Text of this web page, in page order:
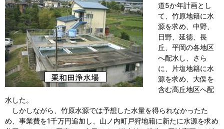
道5か年計画とし
て、竹原地籍に水
源を求め、中野、
日野、延徳、長
丘、平岡の各地区
へ配水し、さら
に、片塩地籍に水
源を求め、大俣を
含む高丘地区へ配
水した。
しかしながら、竹原水源では予想した水量を得られなかったた
め、事業費を1千万円追加し、山ノ内町戸狩地籍に新たに水源を求め